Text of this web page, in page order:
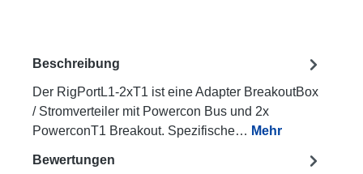
Beschreibung
Der RigPortL1-2xT1 ist eine Adapter BreakoutBox
/ Stromverteiler mit Powercon Bus und 2x
PowerconT1 Breakout. Spezifische… Mehr
Bewertungen